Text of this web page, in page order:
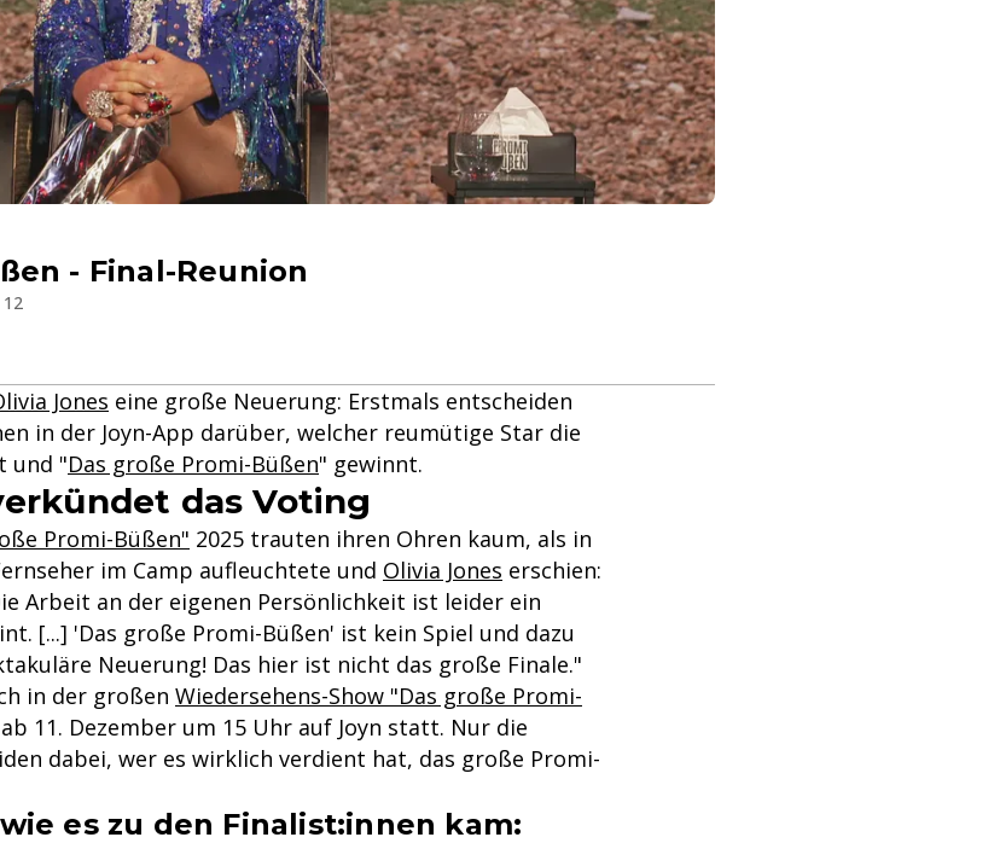
- Final-Reunion
12
Jones eine große Neuerung: Erstmals entscheiden
in der Joyn-App darüber, welcher reumütige Star die
und "Das große Promi-Büßen" gewinnt.
das Voting
Promi-Büßen" 2025 trauten ihren Ohren kaum, als in
im Camp aufleuchtete und Olivia Jones erschien:
Arbeit an der eigenen Persönlichkeit ist leider ein
[...] 'Das große Promi-Büßen' ist kein Spiel und dazu
Neuerung! Das hier ist nicht das große Finale."
in der großen Wiedersehens-Show "Das große Promi-
ab 11. Dezember um 15 Uhr auf Joyn statt. Nur die
dabei, wer es wirklich verdient hat, das große Promi-
es zu den Finalist:innen kam: